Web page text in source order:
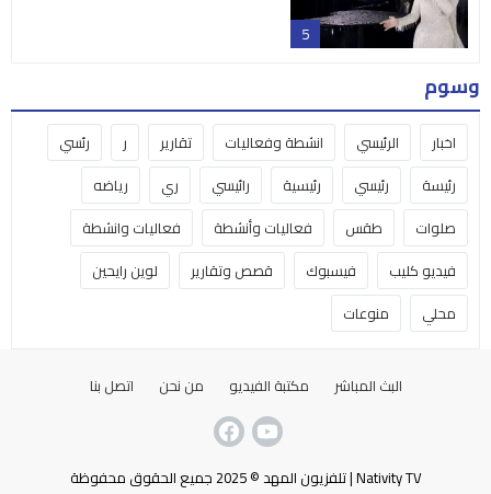
5
وسوم
اخبار الرئيسي انشطة وفعاليات تقارير ر
رئسي
رئيسة
رئيسي رئيسية رائيسي ري
رياضه
صلوات
طقس فعاليات وأنشطة
فعاليات وانشطة
فيديو كليب
فيسبوك قصص وتقارير
لوين رايحين
محلي
منوعات
البث المباشر مكتبة الفيديو من نحن اتصل بنا
Nativity TV | تلفزيون المهد © 2025 جميع الحقوق محفوظة